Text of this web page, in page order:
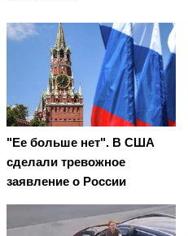
"Ее больше нет". В США
сделали тревожное
заявление о России